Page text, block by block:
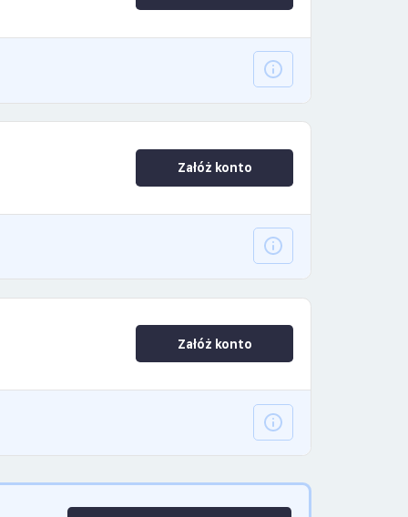
Załóż konto
Załóż konto